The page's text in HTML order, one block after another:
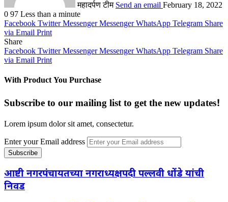
महादर्पण टीम Send an email February 18, 2022
0 97 Less than a minute
Facebook Twitter Messenger Messenger WhatsApp Telegram Share
via Email Print
Share
Facebook Twitter Messenger Messenger WhatsApp Telegram Share
via Email Print
With Product You Purchase
Subscribe to our mailing list to get the new updates!
Lorem ipsum dolor sit amet, consectetur.
Enter your Email address
आष्टी नगरपंचायतच्या नगराध्यक्षपदी पल्लवी धोंडे यांची
निवड